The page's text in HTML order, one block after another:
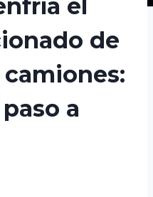
el
de
a